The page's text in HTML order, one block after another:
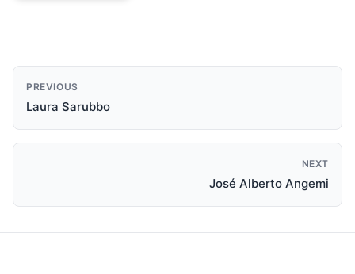
PREVIOUS
Laura Sarubbo
NEXT
José Alberto Angemi